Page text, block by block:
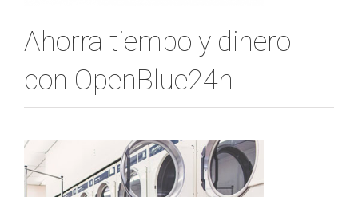
Ahorra tiempo y dinero
con OpenBlue24h